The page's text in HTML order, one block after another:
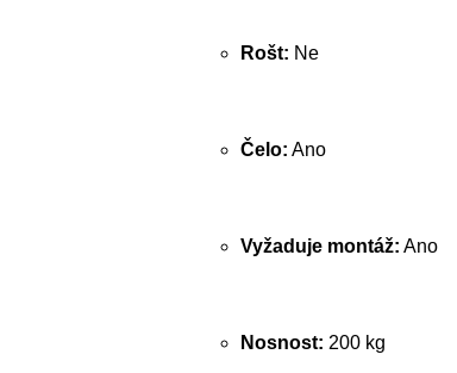
Rošt: Ne
Čelo: Ano
Vyžaduje montáž: Ano
Nosnost: 200 kg